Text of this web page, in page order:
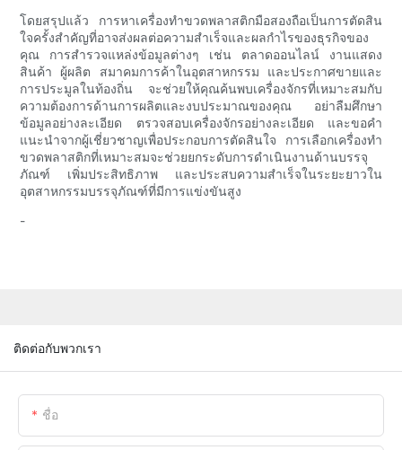
โดยสรุปแล้ว การหาเครื่องทำขวดพลาสติกมือสองถือเป็นการตัดสิน
ใจครั้งสำคัญที่อาจส่งผลต่อความสำเร็จและผลกำไรของธุรกิจของ
คุณ การสำรวจแหล่งข้อมูลต่างๆ เช่น ตลาดออนไลน์ งานแสดง
สินค้า ผู้ผลิต สมาคมการค้าในอุตสาหกรรม และประกาศขายและ
การประมูลในท้องถิ่น จะช่วยให้คุณค้นพบเครื่องจักรที่เหมาะสมกับ
ความต้องการด้านการผลิตและงบประมาณของคุณ อย่าลืมศึกษา
ข้อมูลอย่างละเอียด ตรวจสอบเครื่องจักรอย่างละเอียด และขอคำ
แนะนำจากผู้เชี่ยวชาญเพื่อประกอบการตัดสินใจ การเลือกเครื่องทำ
ขวดพลาสติกที่เหมาะสมจะช่วยยกระดับการดำเนินงานด้านบรรจุ
ภัณฑ์ เพิ่มประสิทธิภาพ และประสบความสำเร็จในระยะยาวใน
อุตสาหกรรมบรรจุภัณฑ์ที่มีการแข่งขันสูง
-
ติดต่อกับพวกเรา
ชื่อ